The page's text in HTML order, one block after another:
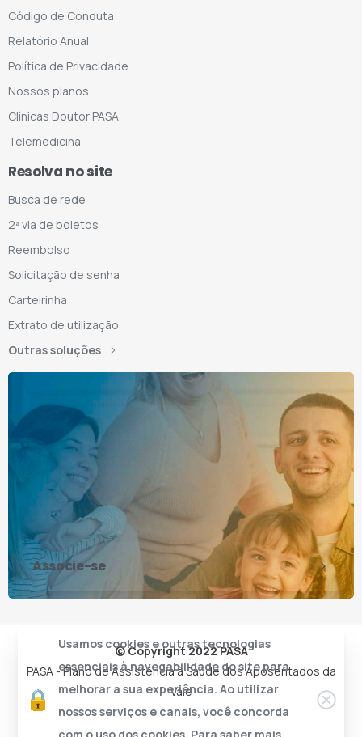
Código de Conduta
Relatório Anual
Política de Privacidade
Nossos planos
Clínicas Doutor PASA
Telemedicina
Resolva no site
Busca de rede
2ª via de boletos
Reembolso
Solicitação de senha
Carteirinha
Extrato de utilização
Outras soluções
Associe-se
© Copyright 2022 PASA
PASA - Plano de Assistência à Saúde dos Aposentados da
Vale
Usamos cookies e outras tecnologias
essenciais à navegabilidade do site para
melhorar a sua experiência. Ao utilizar
nossos serviços e canais, você concorda